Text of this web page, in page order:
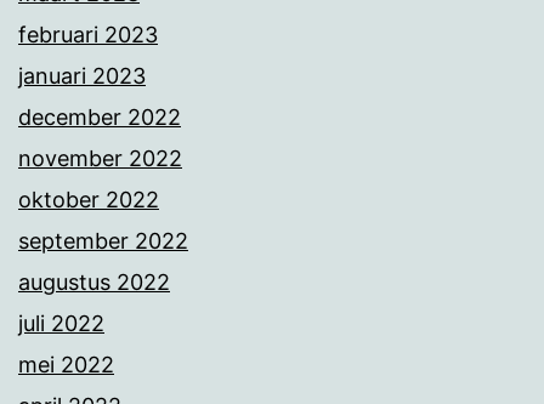
februari 2023
januari 2023
december 2022
november 2022
oktober 2022
september 2022
augustus 2022
juli 2022
mei 2022